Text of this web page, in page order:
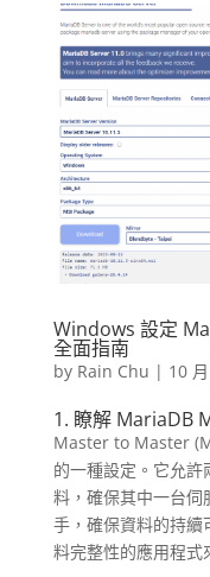
Windows 設定
全面指南
by Rain Chu | 10
1. 瞭解 MariaDB
Master to Master
的一種設定。它允
料，確保其中一台伺
手，確保資料的持續
料完整性的應用程式